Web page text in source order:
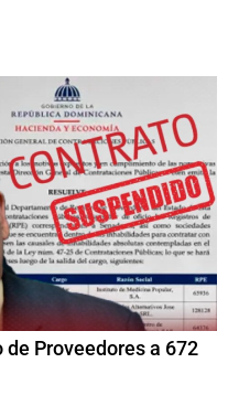
de Proveedores a 672